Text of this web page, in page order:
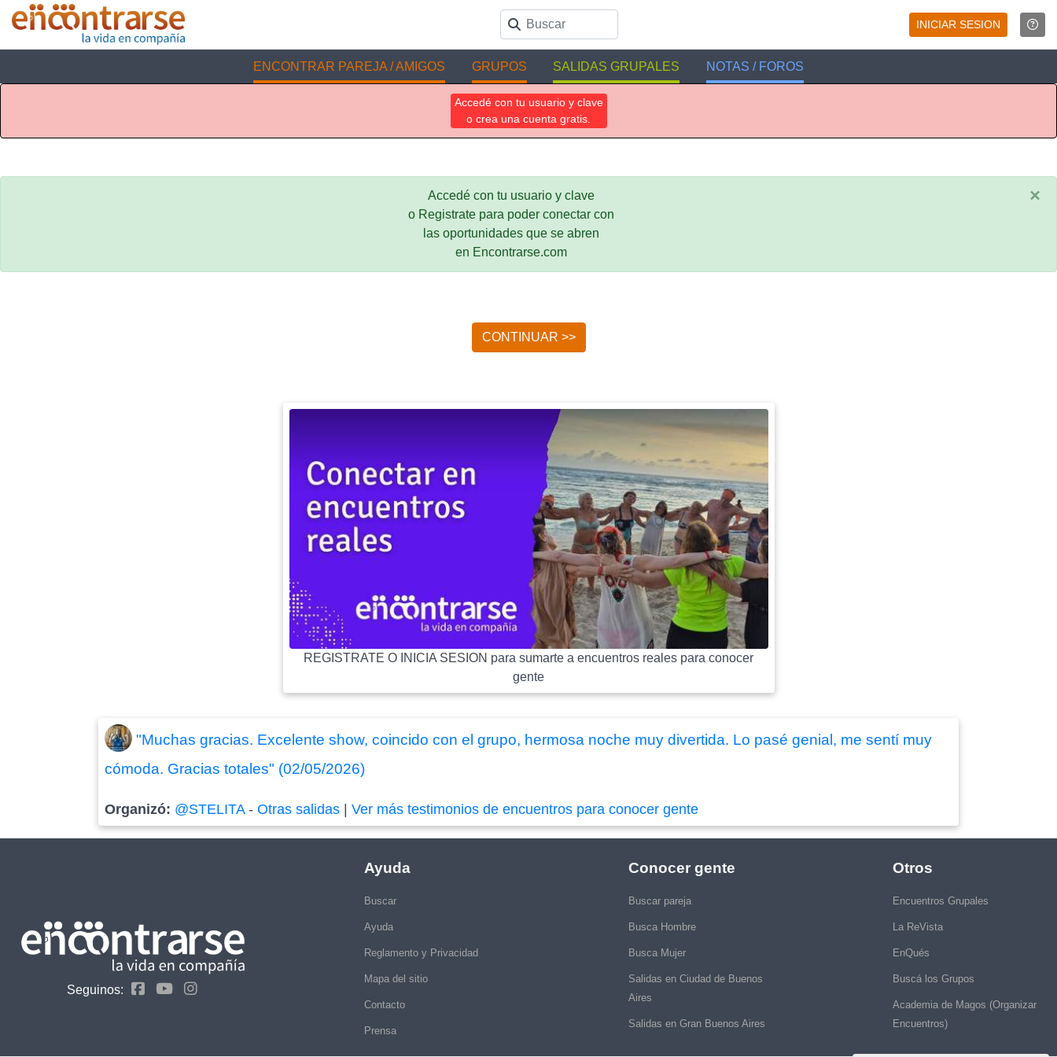
INICIAR SESION
ENCONTRAR PAREJA / AMIGOS GRUPOS SALIDAS GRUPALES NOTAS / FOROS
Accedé con tu usuario y clave
o crea una cuenta gratis.
Accedé con tu usuario y clave
o Registrate para poder conectar con
las oportunidades que se abren
en Encontrarse.com
×
CONTINUAR >>
REGISTRATE O INICIA SESION para sumarte a encuentros reales para conocer
gente
"Muchas gracias. Excelente show, coincido con el grupo, hermosa noche muy divertida. Lo pasé genial, me sentí muy
cómoda. Gracias totales" (02/05/2026)
Organizó: @STELITA-Otras salidas |Ver más testimonios de encuentros para conocer gente
Seguinos:
Ayuda
Buscar
Ayuda
Reglamento y Privacidad
Mapa del sitio
Contacto
Prensa
Conocer gente
Buscar pareja
Busca Hombre
Busca Mujer
Salidas en Ciudad de Buenos
Aires
Salidas en Gran Buenos Aires
Otros
Encuentros Grupales
La ReVista
EnQués
Buscá los Grupos
Academia de Magos (Organizar
Encuentros)